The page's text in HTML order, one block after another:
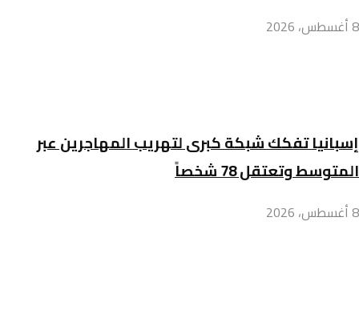
8 أغسطس، 2026
إسبانيا تفكك شبكة كبرى لتهريب المهاجرين عبر
المتوسط وتعتقل 78 شخصاً
8 أغسطس، 2026